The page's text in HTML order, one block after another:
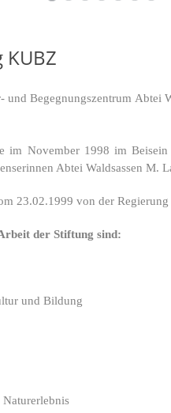
KUBZ
Begegnungszentrum Abtei
im November 1998 im
Abtei Waldsassen M.
23.02.1999 von der
der Stiftung sind:
und Bildung